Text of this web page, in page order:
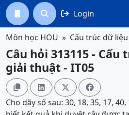
  Login
Môn học HOU Cấu trúc dữ
Câu hỏi 313115 -
giải thuật - IT05
   
Cho dãy số sau: 30, 18, 35, 17, 40,